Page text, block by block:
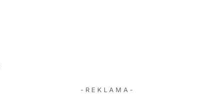
- R E K L A M A -